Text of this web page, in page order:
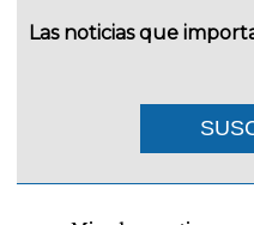
Las noticias que